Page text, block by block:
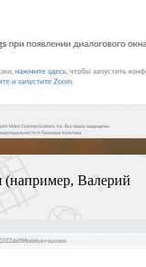
(например, Валерий